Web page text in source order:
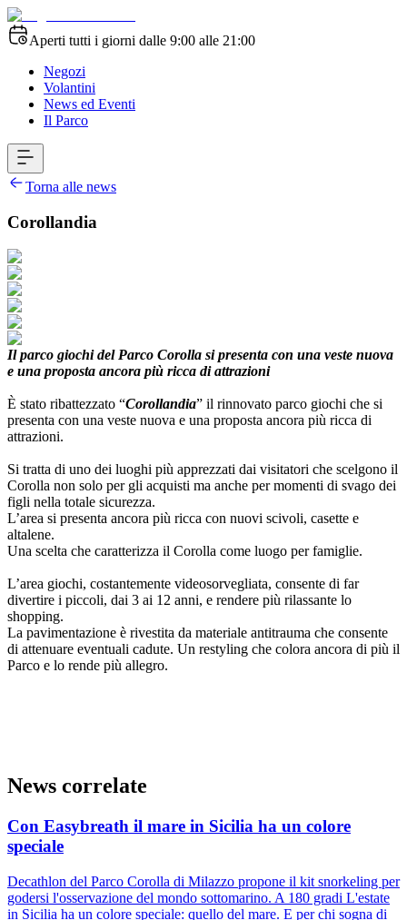
Aperti tutti i giorni dalle 9:00 alle 21:00
Negozi
Volantini
News ed Eventi
Il Parco
Torna alle news
Corollandia
Il parco giochi del Parco Corolla si presenta con una veste nuova
e una proposta ancora più ricca di attrazioni
È stato ribattezzato “Corollandia” il rinnovato parco giochi che si
presenta con una veste nuova e una proposta ancora più ricca di
attrazioni.
Si tratta di uno dei luoghi più apprezzati dai visitatori che scelgono il
Corolla non solo per gli acquisti ma anche per momenti di svago dei
figli nella totale sicurezza.
L’area si presenta ancora più ricca con nuovi scivoli, casette e
altalene.
Una scelta che caratterizza il Corolla come luogo per famiglie.
L’area giochi, costantemente videosorvegliata, consente di far
divertire i piccoli, dai 3 ai 12 anni, e rendere più rilassante lo
shopping.
La pavimentazione è rivestita da materiale antitrauma che consente
di attenuare eventuali cadute. Un restyling che colora ancora di più il
Parco e lo rende più allegro.
News correlate
Con Easybreath il mare in Sicilia ha un colore
speciale
Decathlon del Parco Corolla di Milazzo propone il kit snorkeling per
godersi l'osservazione del mondo sottomarino. A 180 gradi L'estate
in Sicilia ha un colore speciale: quello del mare. E per chi sogna di